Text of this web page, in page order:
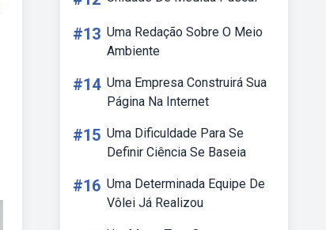
#13 Uma Redação Sobre O Meio
Ambiente
#14 Uma Empresa Construirá Sua
Página Na Internet
#15 Uma Dificuldade Para Se
Definir Ciência Se Baseia
#16 Uma Determinada Equipe De
Vôlei Já Realizou